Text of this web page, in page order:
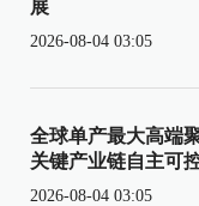
展
2026-08-04 03:05
全球单产最大高端
关键产业链自主可
2026-08-04 03:05